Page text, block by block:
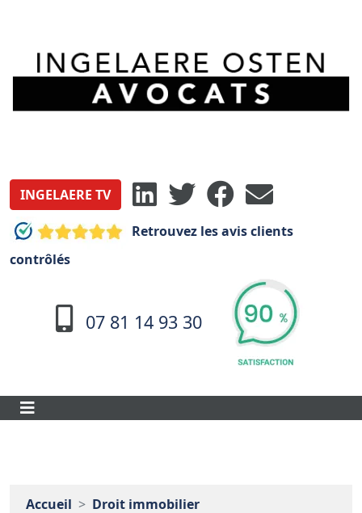
INGELAERE TV
Retrouvez les avis clients
contrôlés
07 81 14 93 30
Accueil
Droit immobilier